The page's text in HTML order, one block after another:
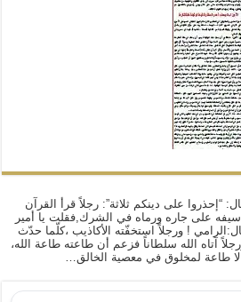
“إحذروا على دينكم ثلاثة”: رجلاً قرأ القرآن
على جاره ورماه في الشرك,فقلت يا أمير
! ورجلاً استخفّته الأكاذيب ،كلّما حدّث
آتاه الله سلطاناً فزعم أن طاعته طاعة الله،
طاعة لمخلوق في معصية الخالق…